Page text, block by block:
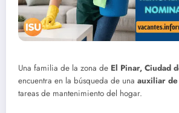
Una familia de la zona de El Pinar, Ciudad
encuentra en la búsqueda de una auxiliar
tareas de mantenimiento del hogar.